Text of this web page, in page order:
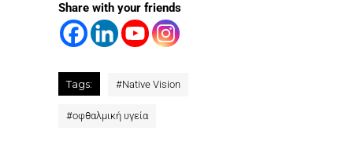
Share with your friends
Tags: #Native Vision
#οφθαλμική υγεία